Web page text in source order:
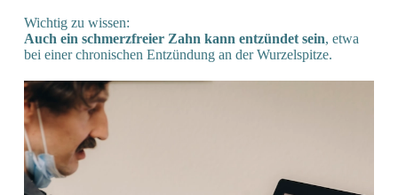
Wichtig zu wissen:
Auch ein schmerzfreier Zahn kann entzündet sein, etwa
bei einer chronischen Entzündung an der Wurzelspitze.